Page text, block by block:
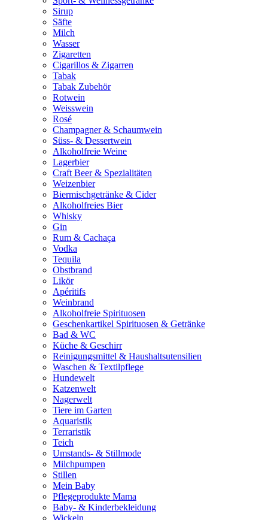
Sirup
Säfte
Milch
Wasser
Zigaretten
Cigarillos & Zigarren
Tabak
Tabak Zubehör
Rotwein
Weisswein
Rosé
Champagner & Schaumwein
Süss- & Dessertwein
Alkoholfreie Weine
Lagerbier
Craft Beer & Spezialitäten
Weizenbier
Biermischgetränke & Cider
Alkoholfreies Bier
Whisky
Gin
Rum & Cachaça
Vodka
Tequila
Obstbrand
Likör
Apéritifs
Weinbrand
Alkoholfreie Spirituosen
Geschenkartikel Spirituosen & Getränke
Bad & WC
Küche & Geschirr
Reinigungsmittel & Haushaltsutensilien
Waschen & Textilpflege
Hundewelt
Katzenwelt
Nagerwelt
Tiere im Garten
Aquaristik
Terraristik
Teich
Umstands- & Stillmode
Milchpumpen
Stillen
Mein Baby
Pflegeprodukte Mama
Baby- & Kinderbekleidung
Wickeln